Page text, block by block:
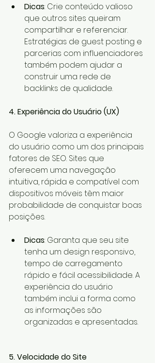
Dicas: Crie conteúdo valioso
que outros sites queiram
compartilhar e referenciar.
Estratégias de guest posting e
parcerias com influenciadores
também podem ajudar a
construir uma rede de
backlinks de qualidade.
4. Experiência do Usuário (UX)
O Google valoriza a experiência
do usuário como um dos principais
fatores de SEO. Sites que
oferecem uma navegação
intuitiva, rápida e compatível com
dispositivos móveis têm maior
probabilidade de conquistar boas
posições.
Dicas: Garanta que seu site
tenha um design responsivo,
tempo de carregamento
rápido e fácil acessibilidade. A
experiência do usuário
também inclui a forma como
as informações são
organizadas e apresentadas.
5. Velocidade do Site